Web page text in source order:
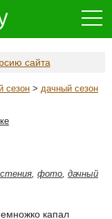
сайта
сезон > дачный сезон
, фото, дачный
капал